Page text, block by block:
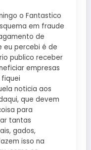
o Fantastico
em fraude
de
eu percebi é de
publico receber
empresas
fiquei
noticia aos
que devem
para
tantas
gados,
isso na